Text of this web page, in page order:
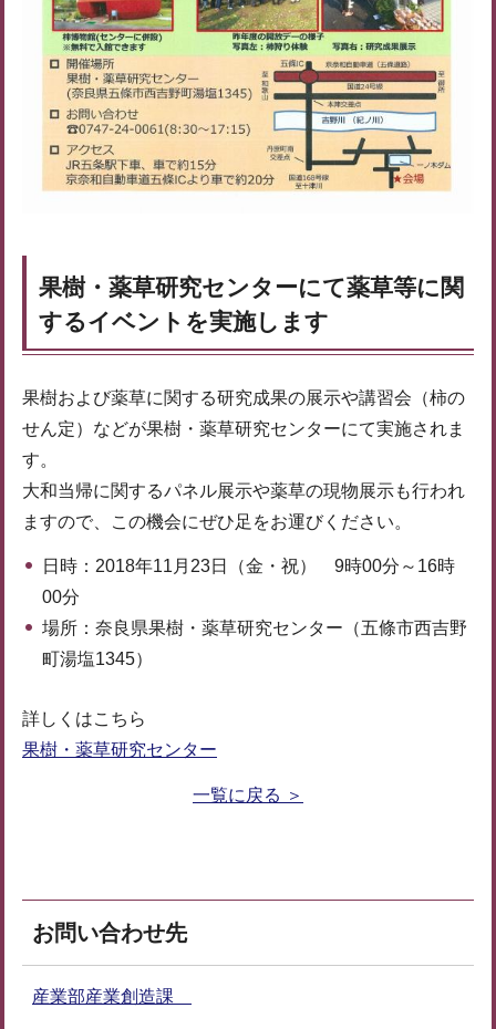
果樹・薬草研究センターにて薬草等に関
するイベントを実施します
果樹および薬草に関する研究成果の展示や講習会（柿の
せん定）などが果樹・薬草研究センターにて実施されま
す。
大和当帰に関するパネル展示や薬草の現物展示も行われ
ますので、この機会にぜひ足をお運びください。
日時：2018年11月23日（金・祝） 9時00分～16時
00分
場所：奈良県果樹・薬草研究センター（五條市西吉野
町湯塩1345）
詳しくはこちら
果樹・薬草研究センター
一覧に戻る ＞
お問い合わせ先
産業部産業創造課